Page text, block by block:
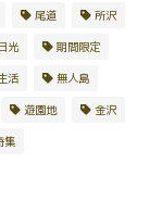
尾道 所沢
光 期間限定
活 無人島
遊園地 金沢
集